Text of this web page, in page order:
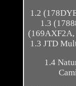
1.2
1.3
(169AXF2A,
1.3 JTD
1.4